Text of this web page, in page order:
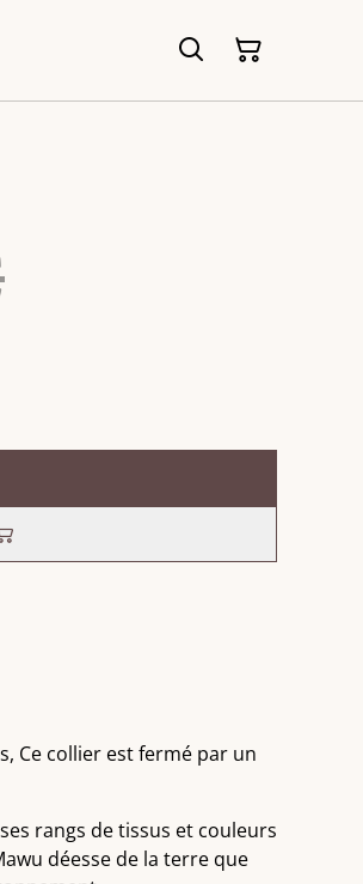
Ce collier est fermé par un
rangs de tissus et couleurs
déesse de la terre que